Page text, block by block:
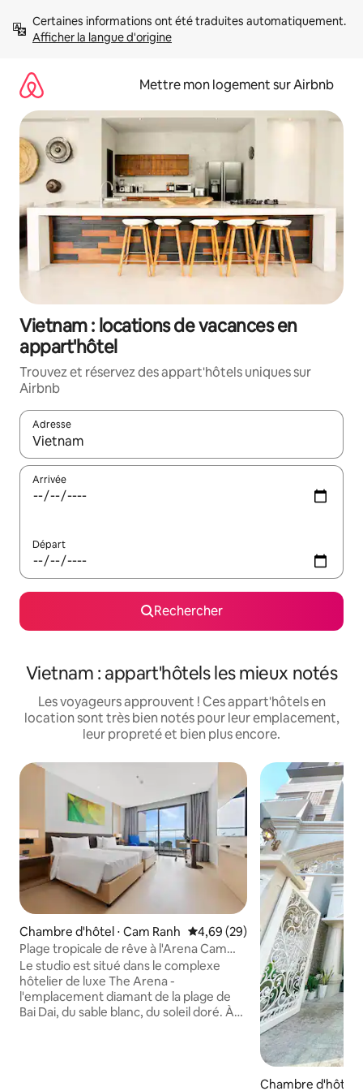
directement
Afficher la langue d'origine
Mettre mon logement sur Airbnb
Vietnam : locations de vacances en
appart'hôtel
Trouvez et réservez des appart'hôtels uniques sur
Airbnb
Adresse
Lorsque les résultats s'affichent, utilisez les flèches vers le
Arrivée
Départ
Rechercher
Vietnam : appart'hôtels les mieux notés
Les voyageurs approuvent ! Ces appart'hôtels en
location sont très bien notés pour leur emplacement,
leur propreté et bien plus encore.
Chambre d'hôtel ⋅ Cam Ranh Évaluation moyenne sur la
4,69 (29)
Plage tropicale de rêve à l'Arena Cam
Ranh
Le studio est situé dans le complexe
hôtelier de luxe The Arena -
l'emplacement diamant de la plage de
Bai Dai, du sable blanc, du soleil doré. À
Chambre d'hôtel